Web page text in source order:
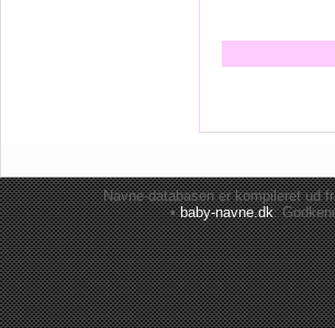
Navne-databasen er kompileret ud
•baby-navne.dk: